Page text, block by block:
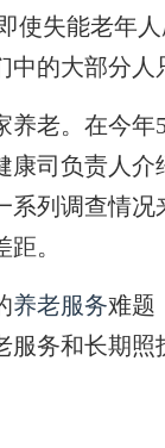
使失能老年
中的大部分人
老。在今年
司负责人
系列调查情
。
养老服务难题
务和长期